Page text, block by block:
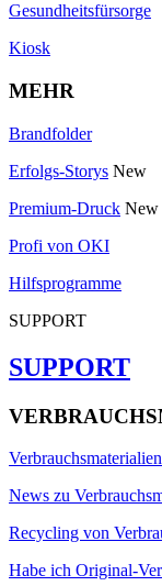
Gesundheitsfürsorge
Kiosk
MEHR
Brandfolder
Erfolgs-Storys New
Premium-Druck New
Profi von OKI
Hilfsprogramme
SUPPORT
SUPPORT
News zu
Recycling von
Habe ich Original-